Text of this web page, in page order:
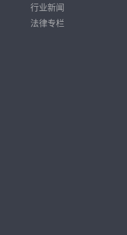
行业新闻
法律专栏